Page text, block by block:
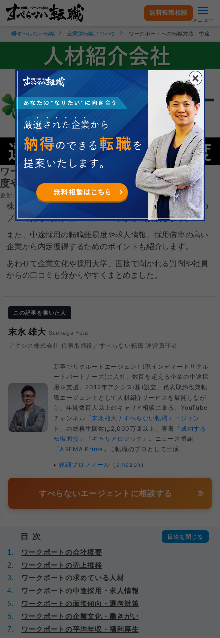
無料転職相談
メニュー
すべらない転職 企業別転職ノウハウ ワークポートへの転職方法！中途採
ワークポートへの転職方法！中途採用の難易
度や面接対策を徹底解説！
更新日：2026.07.30
株式会社ワークポートへ転職するコツを就職・転職支援の
プロである現役転職エージェントが徹底解説します。
また、中途採用の転職難易度や求人情報、採用倍率の高い
企業から内定獲得するためのポイントも紹介します。
あわせて企業文化や採用大学、面接で聞かれる質問や社員
からの口コミも分かりやすくまとめました。
この記事を書いた人
末永 雄大 Suenaga Yuta
アクシス株式会社 代表取締役／すべらない転職 運営責任者
新卒でリクルートエージェント(現インディードリクル
ートパートナーズ)に入社。数百を超える企業の中途採
用を支援。2012年アクシス(株)設立、代表取締役兼転
職エージェントとして人材紹介サービスを展開しなが
ら、年間数百人以上のキャリア相談に乗る。YouTube
チャンネル 「末永雄大 / すべらない転職エージェン
ト」 の総再生回数は2,000万回以上。著書 『成功する
転職面接』
『キャリアロジック』
。ニュース番組
「ABEMA Prime」 に転職のプロとして出演。
▸ 詳細プロフィール （ amazon ）
すべらないエージェントに相談する
目次
ワークポートの会社概要
ワークポートの売上推移
ワークポートの求めている人材
ワークポートの中途採用・求人情報
ワークポートの面接傾向・選考対策
ワークポートの企業文化・働きがい
ワークポートの平均年収・福利厚生